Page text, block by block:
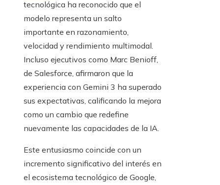
tecnológica ha reconocido que el
modelo representa un salto
importante en razonamiento,
velocidad y rendimiento multimodal.
Incluso ejecutivos como Marc Benioff,
de Salesforce, afirmaron que la
experiencia con Gemini 3 ha superado
sus expectativas, calificando la mejora
como un cambio que redefine
nuevamente las capacidades de la IA.
Este entusiasmo coincide con un
incremento significativo del interés en
el ecosistema tecnológico de Google,